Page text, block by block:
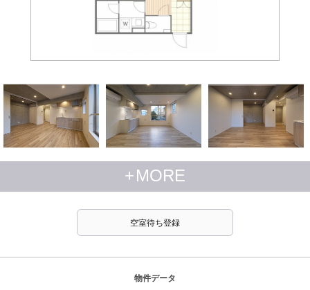
+MORE
空室待ち登録
物件データ